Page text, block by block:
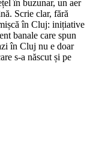
în buzunar, un aer
Scrie clar, fără
în Cluj: inițiative
banale care spun
în Cluj nu e doar
s-a născut și pe